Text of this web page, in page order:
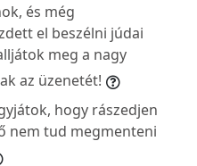
és még
el beszélni júdai
meg a nagy
az üzenetét!
hogy rászedjen
nem tud megmenteni